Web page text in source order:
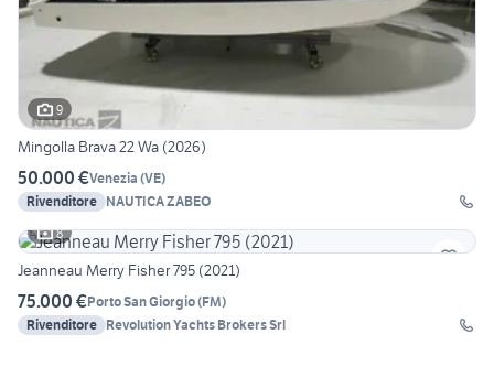
9
Mingolla Brava 22 Wa (2026)
50.000 €Venezia (VE)
Rivenditore NAUTICA ZABEO
8
Jeanneau Merry Fisher 795 (2021)
75.000 €Porto San Giorgio(FM)
Rivenditore Revolution Yachts Brokers Srl